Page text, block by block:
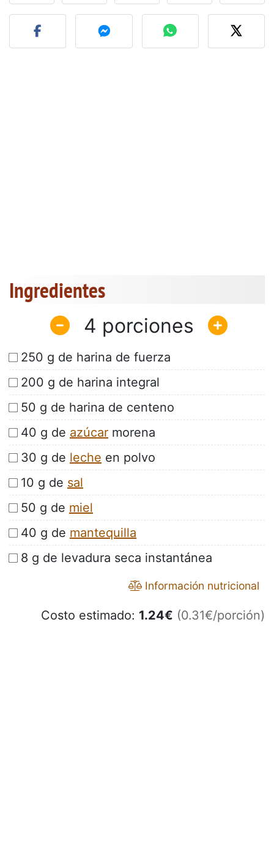
Publicar la foto de esta
Ingredientes
4
250 g de harina de fuerza
200 g de harina integral
50 g de harina de centeno
40 g de azúcar morena
30 g de leche en polvo
10 g de sal
50 g de miel
40 g de mantequilla
8 g de levadura seca instantánea
Información nutricional
Costo estimado: 1.24€ (0.31€/porción)